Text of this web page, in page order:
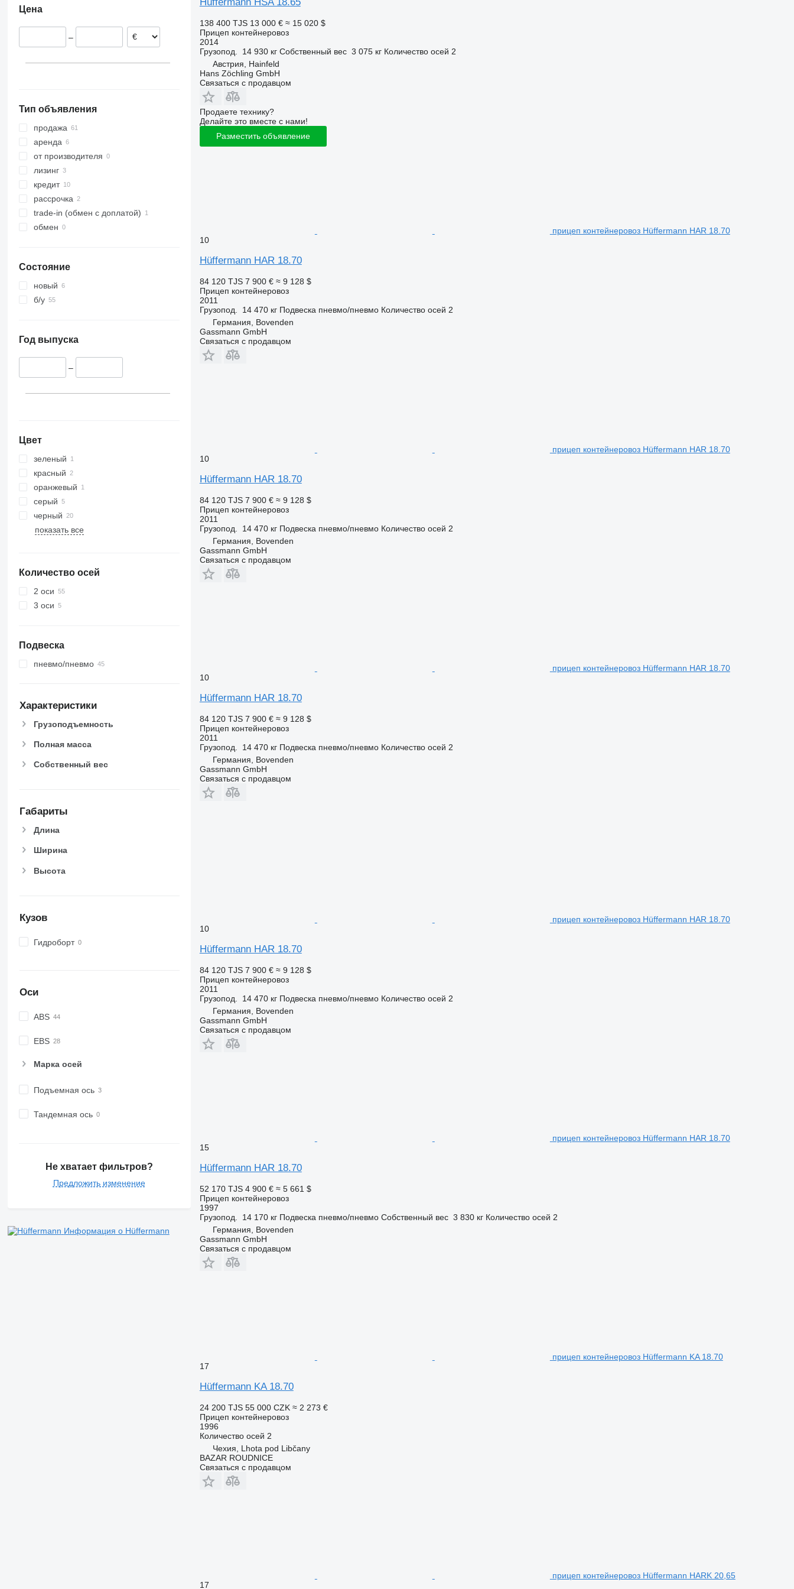
Словакия
Румыния
Цена
–
Тип объявления
продажа
аренда
от производителя
лизинг
кредит
рассрочка
trade-in (обмен с доплатой)
обмен
Состояние
новый
б/у
Год выпуска
–
Цвет
зеленый
красный
оранжевый
серый
черный
показать все
Количество осей
2 оси
3 оси
Подвеска
пневмо/пневмо
Характеристики
Грузоподъемность
Полная масса
Собственный вес
Габариты
Длина
Ширина
Высота
Кузов
Гидроборт
Оси
ABS
EBS
Марка осей
Подъемная ось
Тандемная ось
Не хватает фильтров?
Предложить изменение
Информация о Hüffermann
138 400 TJS 13 000 € ≈ 15 020 $
Прицеп контейнеровоз
2014
Грузопод.
14 930 кг Собственный вес 3 075 кг Количество осей 2
Австрия, Hainfeld
Hans Zöchling GmbH
Связаться с продавцом
Продаете технику?
Делайте это вместе с нами!
Разместить объявление
прицеп контейнеровоз Hüffermann HAR 18.70
10
Hüffermann HAR 18.70
84 120 TJS 7 900 € ≈ 9 128 $
Прицеп контейнеровоз
2011
Грузопод.
14 470 кг Подвеска пневмо/пневмо Количество осей 2
Германия, Bovenden
Gassmann GmbH
Связаться с продавцом
прицеп контейнеровоз Hüffermann HAR 18.70
10
Hüffermann HAR 18.70
84 120 TJS 7 900 € ≈ 9 128 $
Прицеп контейнеровоз
2011
Грузопод.
14 470 кг Подвеска пневмо/пневмо Количество осей 2
Германия, Bovenden
Gassmann GmbH
Связаться с продавцом
прицеп контейнеровоз Hüffermann HAR 18.70
10
Hüffermann HAR 18.70
84 120 TJS 7 900 € ≈ 9 128 $
Прицеп контейнеровоз
2011
Грузопод.
14 470 кг Подвеска пневмо/пневмо Количество осей 2
Германия, Bovenden
Gassmann GmbH
Связаться с продавцом
прицеп контейнеровоз Hüffermann HAR 18.70
10
Hüffermann HAR 18.70
84 120 TJS 7 900 € ≈ 9 128 $
Прицеп контейнеровоз
2011
Грузопод.
14 470 кг Подвеска пневмо/пневмо Количество осей 2
Германия, Bovenden
Gassmann GmbH
Связаться с продавцом
прицеп контейнеровоз Hüffermann HAR 18.70
15
Hüffermann HAR 18.70
52 170 TJS 4 900 € ≈ 5 661 $
Прицеп контейнеровоз
1997
Грузопод.
14 170 кг Подвеска пневмо/пневмо Собственный вес 3 830 кг Количество осей 2
Германия, Bovenden
Gassmann GmbH
Связаться с продавцом
прицеп контейнеровоз Hüffermann KA 18.70
17
Hüffermann KA 18.70
24 200 TJS 55 000 CZK ≈ 2 273 €
Прицеп контейнеровоз
1996
Количество осей 2
Чехия, Lhota pod Libčany
BAZAR ROUDNICE
Связаться с продавцом
прицеп контейнеровоз Hüffermann HARK 20,65
17